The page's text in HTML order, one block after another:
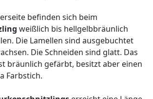
befinden sich beim
weißlich bis hellgelbbräunlich
Die Lamellen sind ausgebuchtet
Die Schneiden sind glatt. Das
bräunlich gefärbt, besitzt aber einen
Farbstich.